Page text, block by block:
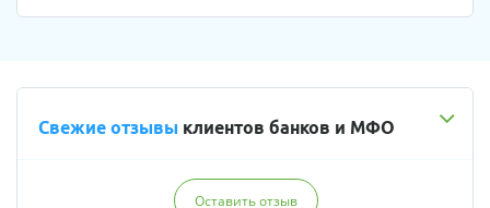
Свежие отзывы клиентов банков и МФО
Оставить отзыв